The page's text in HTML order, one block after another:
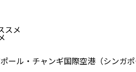
スメ
ール・チャンギ国際空港 （シンガ